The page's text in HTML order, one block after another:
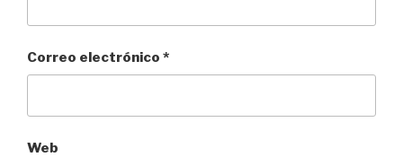
Correo electrónico *
Web